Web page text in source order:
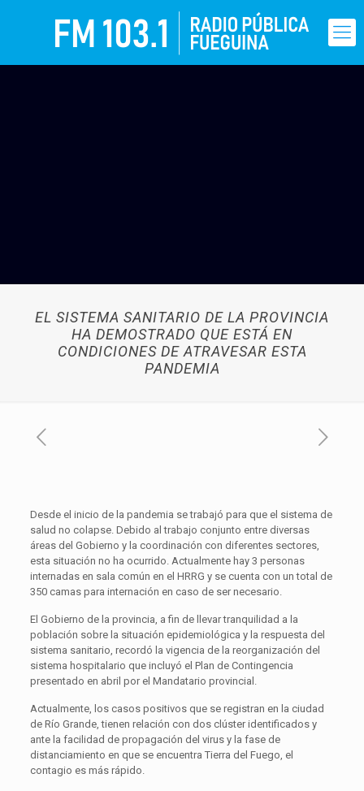
EL SISTEMA SANITARIO DE LA PROVINCIA
HA DEMOSTRADO QUE ESTÁ EN
CONDICIONES DE ATRAVESAR ESTA
PANDEMIA
Desde el inicio de la pandemia se trabajó para que el sistema de
salud no colapse. Debido al trabajo conjunto entre diversas
áreas del Gobierno y la coordinación con diferentes sectores,
esta situación no ha ocurrido. Actualmente hay 3 personas
internadas en sala común en el HRRG y se cuenta con un total de
350 camas para internación en caso de ser necesario.
El Gobierno de la provincia, a fin de llevar tranquilidad a la
población sobre la situación epidemiológica y la respuesta del
sistema sanitario, recordó la vigencia de la reorganización del
sistema hospitalario que incluyó el Plan de Contingencia
presentado en abril por el Mandatario provincial.
Actualmente, los casos positivos que se registran en la ciudad
de Río Grande, tienen relación con dos clúster identificados y
ante la facilidad de propagación del virus y la fase de
distanciamiento en que se encuentra Tierra del Fuego, el
contagio es más rápido.